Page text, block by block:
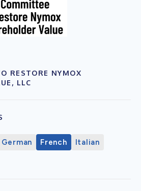
RESTORE NYMOX
LLC
German French
Italian